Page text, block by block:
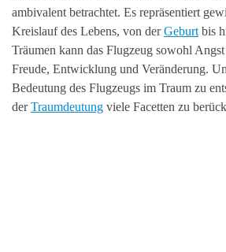
ambivalent betrachtet. Es repräsentiert
Kreislauf des Lebens, von derGeburtbis
Träumen kann das Flugzeug sowohl
Freude, Entwicklung und Veränderung.
Bedeutung des Flugzeugs im Traum zu
derTraumdeutung viele Facetten zu